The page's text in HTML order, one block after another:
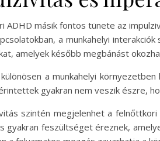
ADHD másik fontos tünete az
a munkahelyi
amelyek később megbánást
a munkahelyi
gyakran nem veszik észre,
szintén megjelenhet a
gyakran feszültséget éreznek,